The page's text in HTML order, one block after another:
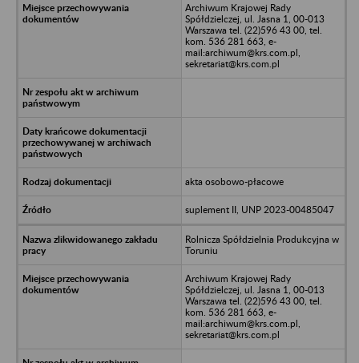
Archiwum Krajowej Rady
Spółdzielczej, ul. Jasna 1, 00-013
Warszawa tel. (22)596 43 00, tel.
kom. 536 281 663, e-
mail:archiwum@krs.com.pl,
sekretariat@krs.com.pl
akta osobowo-płacowe
suplement II, UNP 2023-00485047
Rolnicza Spółdzielnia Produkcyjna w
Toruniu
Archiwum Krajowej Rady
Spółdzielczej, ul. Jasna 1, 00-013
Warszawa tel. (22)596 43 00, tel.
kom. 536 281 663, e-
mail:archiwum@krs.com.pl,
sekretariat@krs.com.pl